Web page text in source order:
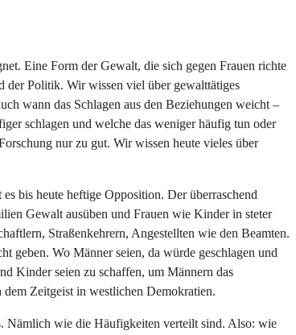
Eine Form der Gewalt, die sich gegen Frauen richte
der Politik. Wir wissen viel über gewalttätiges
wann das Schlagen aus den Beziehungen weicht –
schlagen und welche das weniger häufig tun oder
nur zu gut. Wir wissen heute vieles über
bis heute heftige Opposition. Der überraschend
Gewalt ausüben und Frauen wie Kinder in steter
Straßenkehrern, Angestellten wie den Beamten.
geben. Wo Männer seien, da würde geschlagen und
Kinder seien zu schaffen, um Männern das
Zeitgeist in westlichen Demokratien.
Nämlich wie die Häufigkeiten verteilt sind. Also: wie